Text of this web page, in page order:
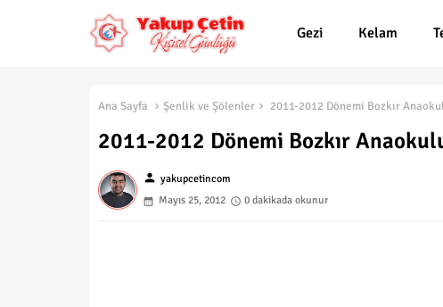
Gezi Kelam
Ana Sayfa Şenlik ve Şölenler 2011-2012 Dönemi Bozkır
2011-2012 Dönemi Bozkır
person yakupcetincom
Mayıs 25, 2012
0 dakikada okunur